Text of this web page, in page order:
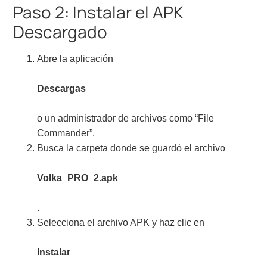
Paso 2: Instalar el APK
Descargado
Abre la aplicación
Descargas
o un administrador de archivos como “File
Commander”.
Busca la carpeta donde se guardó el archivo
Volka_PRO_2.apk
.
Selecciona el archivo APK y haz clic en
Instalar